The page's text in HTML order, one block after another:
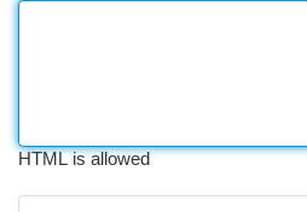
HTML is allowed